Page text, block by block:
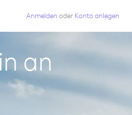
Anmelden oder Konto anlegen
an